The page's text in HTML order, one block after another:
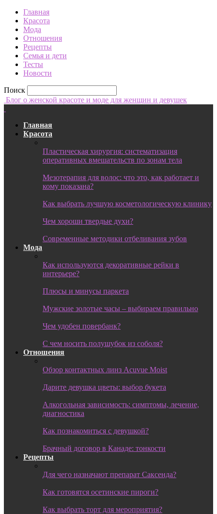
Главная
Красота
Мода
Отношения
Рецепты
Семья и дети
Тесты
Новости
Поиск
Блог о женской красоте и моде для женщин и девушек
Главная
Красота
Пластическая хирургия: систематизация
оперативных вмешательств по зонам тела
Мезотерапия для волос: что это, как работает и
кому показана?
Как выбрать лучшую косметологическую клинику
Чем хороши твердые духи?
Современные методики отбеливания зубов
Мода
Как используются декоративные рейки в
интерьере?
Плюсы и минусы паркета
Мужские золотые часы – выбираем правильно
Чем удобен повербанк?
С чем носить полушубок из соболя?
Отношения
Обзор контактных линз Acuvue Moist
Дарите девушка цветы: выбор букета
Алкогольная зависимость: симптомы, лечение,
диагностика
Как познакомиться с девушкой?
Брачный договор в Канаде: тонкости
Рецепты
Для чего назначают препарат Саксенда?
Как готовятся осетинские пироги?
Как выбрать торт для мероприятия?